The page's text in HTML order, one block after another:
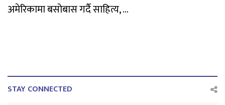
अमेरिकामा बसोबास गर्दै साहित्य, ...
STAY CONNECTED